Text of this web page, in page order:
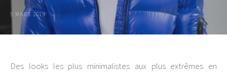
5 MARS 2019
Des looks les plus minimalistes aux plus extrêmes en